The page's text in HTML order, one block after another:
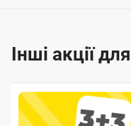
Інші акції